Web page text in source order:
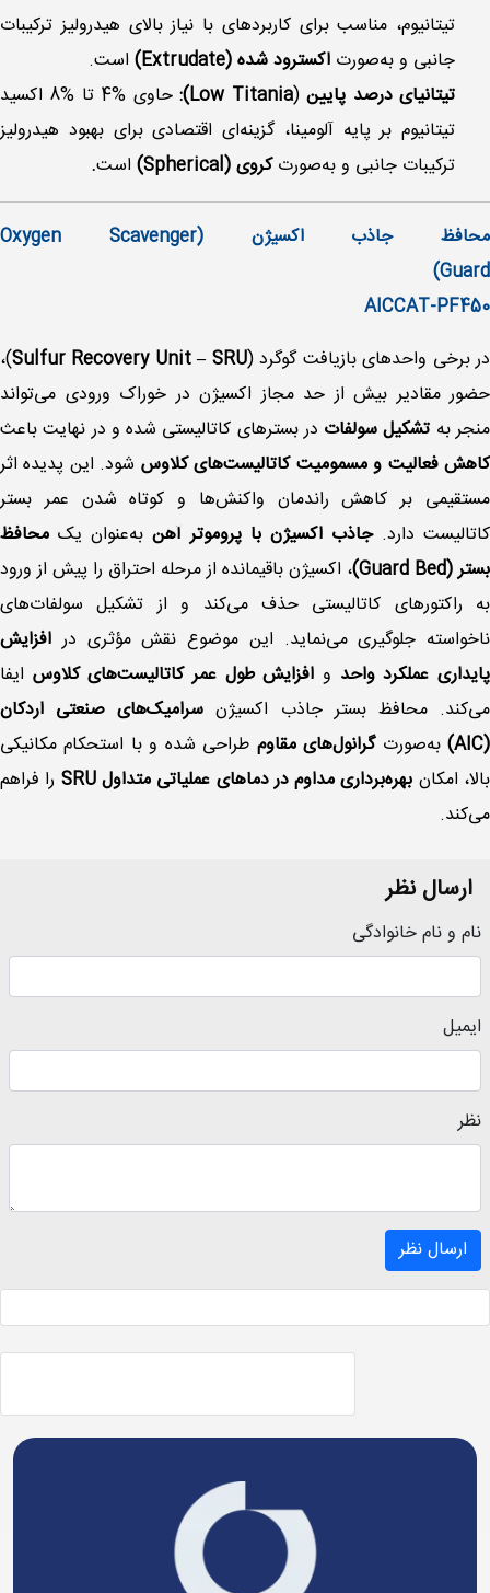
تیتانیوم، مناسب برای کاربردهای با نیاز بالای هیدرولیز ترکیبات
جانبی و به‌صورت اکسترود شده(Extrudate)
است.
تیتانیای درصد پایین(
Low Titania):
حاوی %4 تا %8 اکسید
تیتانیوم بر پایه آلومینا، گزینه‌ای اقتصادی برای بهبود هیدرولیز
ترکیبات جانبی و به‌صورتکروی (Spherical) است.
محافظ جاذب اکسیژن (Oxygen Scavenger
Guard)
AICCAT-PF450
در برخی واحدهای بازیافت گوگرد (Sulfur Recovery Unit – SRU)،
حضور مقادیر بیش از حد مجاز اکسیژن در خوراک ورودی می‌تواند
منجر به تشکیل سولفات‌ در بسترهای کاتالیستی شده و در نهایت باعث
کاهش فعالیت و مسمومیت کاتالیست‌های کلاوس شود. این پدیده اثر
مستقیمی بر کاهش راندمان واکنش‌ها و کوتاه شدن عمر بستر
کاتالیست دارد.جاذب اکسیژن با پروموتر آهن به‌عنوان یک محافظ
بستر (Guard Bed)
، اکسیژن باقیمانده از مرحله احتراق را پیش از ورود
به راکتورهای کاتالیستی حذف می‌کند و از تشکیل سولفات‌های
ناخواسته جلوگیری می‌نماید. این موضوع نقش مؤثری در افزایش
پایداری عملکرد واحد و افزایش طول عمر کاتالیست‌های کلاوس ایفا
می‌کند. محافظ بستر جاذب اکسیژن سرامیک‌های صنعتی اردکان
(AIC)
به‌صورتگرانول‌های مقاوم طراحی شده و با استحکام مکانیکی
بالا، امکان بهره‌برداری مداوم در دماهای عملیاتی متداول SRU
را فراهم
می‌کند.
ارسال نظر
نام و نام خانوادگی
ایمیل
نظر
ارسال نظر